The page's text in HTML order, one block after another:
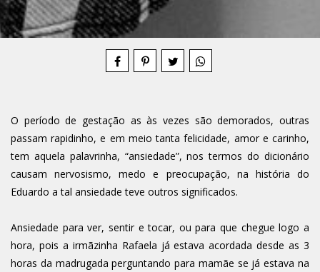
Compartilhe
O período de gestação as às vezes são demorados, outras
passam rapidinho, e em meio tanta felicidade, amor e carinho,
tem aquela palavrinha, “ansiedade”, nos termos do dicionário
causam nervosismo, medo e preocupação, na história do
Eduardo a tal ansiedade teve outros significados.
Ansiedade para ver, sentir e tocar, ou para que chegue logo a
hora, pois a irmãzinha Rafaela já estava acordada desde as 3
horas da madrugada perguntando para mamãe se já estava na